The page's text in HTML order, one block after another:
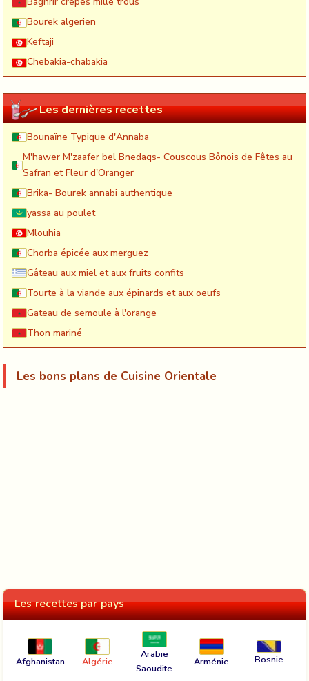
Bourek algerien
Keftaji
Chebakia-chabakia
Les dernières recettes
Bounaïne Typique d'Annaba
M'hawer M'zaafer bel Bnedaqs- Couscous Bônois de Fêtes au
Safran et Fleur d'Oranger
Brika- Bourek annabi authentique
yassa au poulet
Mlouhia
Chorba épicée aux merguez
Gâteau aux miel et aux fruits confits
Tourte à la viande aux épinards et aux oeufs
Gateau de semoule à l'orange
Thon mariné
Les bons plans de Cuisine Orientale
Les recettes par pays
Afghanistan Algérie
Arabie
Saoudite
Arménie Bosnie